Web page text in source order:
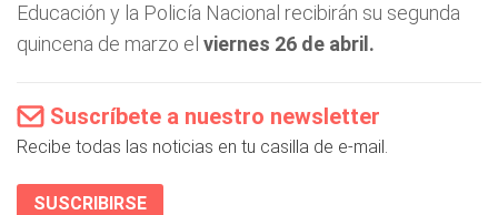
Educación y la Policía Nacional recibirán su segunda
quincena de marzo el viernes 26 de abril.
Suscríbete a nuestro newsletter
Recibe todas las noticias en tu casilla de e-mail.
SUSCRIBIRSE